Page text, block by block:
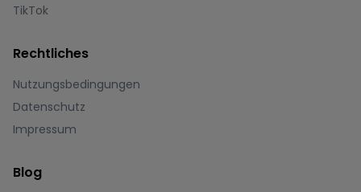
TikTok
Rechtliches
Nutzungsbedingungen
Datenschutz
Impressum
Blog